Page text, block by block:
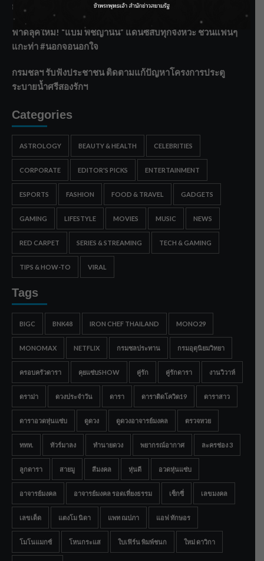
ยังไม่ล้นตลิ่ง
ฟาดลุคใหม่! “แบม พิชญานิน” แดนซ์สับทุกจังหวะ ชวนแฟนๆ
แกะท่า #นอกจอนอกใจ
กรมชลฯ รับฟังประชาชน ติดตามแก้ปัญหาโครงการประตู
ระบายน้ำศรีสองรักฯ
Categories
ASTROLOGY BEAUTY & HEALTH CELEBRITIES
CORPORATE EDITOR'S PICKS ENTERTAINMENT
ESPORTS FASHION FOOD & TRAVEL GADGETS
GAMING LIFESTYLE MOVIES MUSIC NEWS
RED CARPET SERIES & STREAMING TECH & GAMING
TIPS & HOW-TO VIRAL
Tags
BIGC BNK48 IRON CHEF THAILAND MONO29
MONOMAX NETFLIX กรมชลประทาน กรมอุตุนิยมวิทยา
ครอบครัวดารา คุยแซ่บSHOW คู่รัก คู่รักดารา งานวิวาห์
ดราม่า ดวงประจำวัน ดารา ดาราติดโควิด19 ดาราสาว
ดาราอวดหุ่นแซ่บ ดูดวง ดูดวงอาจารย์มงคล ตรวจหวย
ททท. ทัวร์มาลง ทำนายดวง พยากรณ์อากาศ ละครช่อง 3
ลูกดารา สายมู สีมงคล หุ่นดี อวดหุ่นแซ่บ
อาจารย์มงคล อาจารย์มงคล รอดเที่ยงธรรม เซ็กซี่ เลขมงคล
เลขเด็ด แตงโม นิดา แพท ณปภา แอฟ ทักษอร
โมโนแมกซ์ โหนกระแส ใบเฟิร์น พิมพ์ชนก ใหม่ ดาวิกา